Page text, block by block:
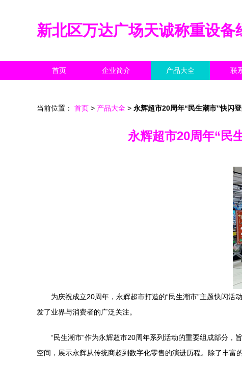
新北区万达广场天诚称重设备
首页 企业简介 产品大全 联
当前位置： 首页 > 产品大全 > 永辉超市20周年“民生潮市”快闪
永辉超市20周年“民
为庆祝成立20周年，永辉超市打造的“民生潮市”主题快闪活
发了业界与消费者的广泛关注。
“民生潮市”作为永辉超市20周年系列活动的重要组成部分
空间，展示永辉从传统商超到数字化零售的演进历程。除了丰富